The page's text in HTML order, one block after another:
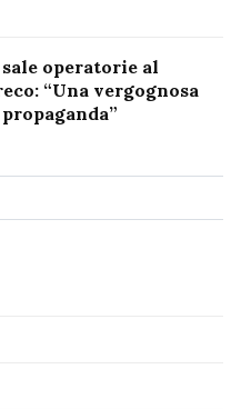
operatorie al
“Una vergognosa